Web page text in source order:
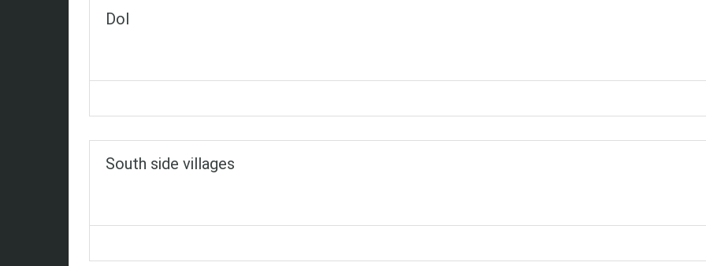
Dol
South side villages